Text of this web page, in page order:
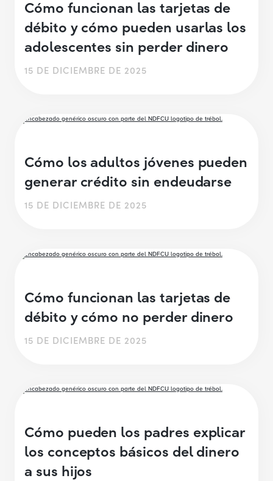
Cómo funcionan las tarjetas de
débito y cómo pueden usarlas los
adolescentes sin perder dinero
15 DE DICIEMBRE DE 2025
Cómo los adultos jóvenes pueden
generar crédito sin endeudarse
15 DE DICIEMBRE DE 2025
Cómo funcionan las tarjetas de
débito y cómo no perder dinero
15 DE DICIEMBRE DE 2025
Cómo pueden los padres explicar
los conceptos básicos del dinero
a sus hijos